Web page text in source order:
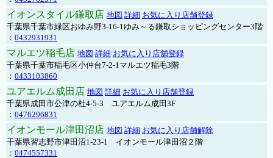
イオンスタイル鎌取店 地図 詳細 お気に入り店舗登録
千葉県千葉市緑区おゆみ野3-16-1ゆみ～る鎌取ショッピングセンター3階
： 0432931931
マルエツ稲毛店 地図 詳細 お気に入り店舗登録
千葉県千葉市稲毛区小仲台7-2-1マルエツ稲毛3階
： 0433103860
ユアエルム成田店 地図 詳細 お気に入り店舗登録
千葉県成田市公津の杜4-5-3 ユアエルム成田3F
： 0476296831
イオンモール津田沼店 地図 詳細 お気に入り店舗解除
千葉県習志野市津田沼1-23-1 イオンモール津田沼２階
： 0474557331